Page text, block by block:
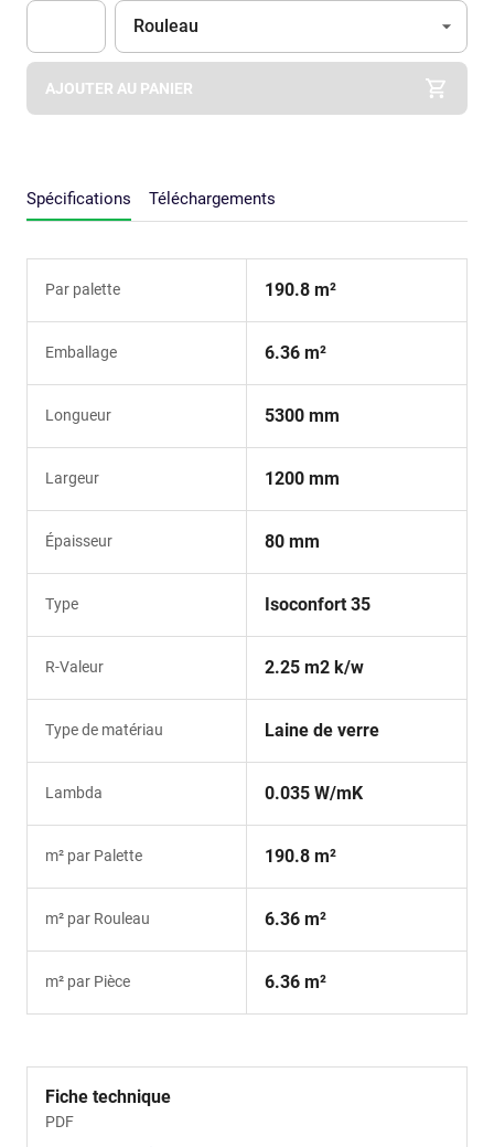
Apok.Product.Detail.AddToCart.Quantity (Optionnel)
Unité
Rouleau
AJOUTER AU PANIER
Spécifications Téléchargements
Par palette 190.8 m²
Emballage 6.36 m²
Longueur 5300 mm
Largeur 1200 mm
Épaisseur 80 mm
Type Isoconfort 35
R-Valeur 2.25 m2 k/w
Type de matériau Laine de verre
Lambda 0.035 W/mK
m² par Palette 190.8 m²
m² par Rouleau 6.36 m²
m² par Pièce 6.36 m²
Fiche technique
PDF